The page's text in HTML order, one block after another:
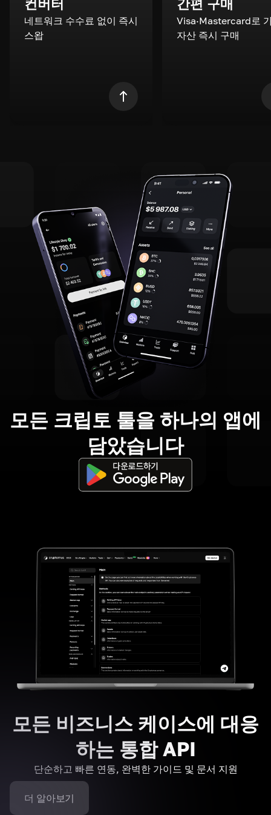
네트워크 수수료 없이 즉시
스왑
Visa·Mastercard로
자산 즉시 구매
모든 크립토 툴을 하나의 앱에
담았습니다
모든 비즈니스 케이스에 대응
하는 통합 API
단순하고 빠른 연동, 완벽한 가이드 및 문서 지원
더 알아보기